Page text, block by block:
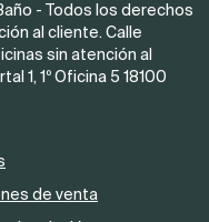
- Todos los derechos
al cliente. Calle
sin atención al
1, 1º Oficina 5 18100
de venta